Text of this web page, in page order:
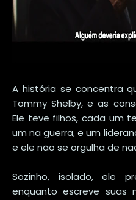
A história se concentra
Tommy Shelby, e as
Ele teve filhos, cada um
um na guerra, e um
e ele não se orgulha de
Sozinho, isolado, ele
enquanto escreve suas